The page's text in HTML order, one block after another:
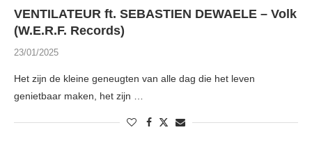
VENTILATEUR ft. SEBASTIEN DEWAELE – Volk
(W.E.R.F. Records)
23/01/2025
Het zijn de kleine geneugten van alle dag die het leven
genietbaar maken, het zijn …